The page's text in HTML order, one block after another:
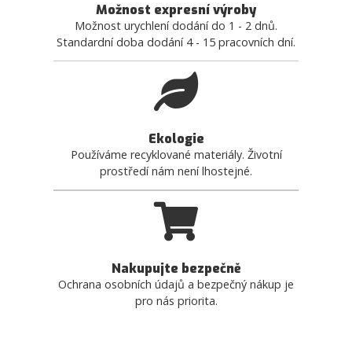
Možnost expresní výroby
Možnost urychlení dodání do 1 - 2 dnů.
Standardní doba dodání 4 - 15 pracovních dní.
Ekologie
Používáme recyklované materiály. Životní
prostředí nám není lhostejné.
Nakupujte bezpečně
Ochrana osobních údajů a bezpečný nákup je
pro nás priorita.